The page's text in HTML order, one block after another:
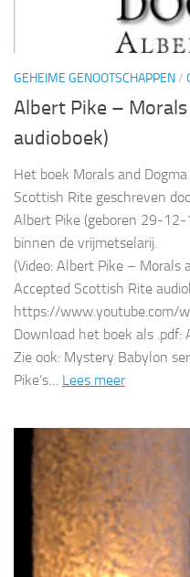
GEHEIME GENOOTSCHAPPEN/
Albert Pike –
audioboek)
Het boek Morals and
Scottish Rite geschreven
Albert Pike (geboren 29-
binnen de vrijmetselarij.
(Video: Albert Pike –
Accepted Scottish Rite
https://www.youtube.com/
Download het boek als .pdf:
Zie ook: Mystery Babylon
Pike’s… Lees meer